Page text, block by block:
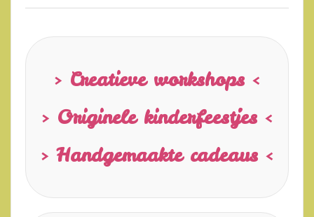
> Creatieve workshops <
> Originele kinderfeestjes <
> Handgemaakte cadeaus <